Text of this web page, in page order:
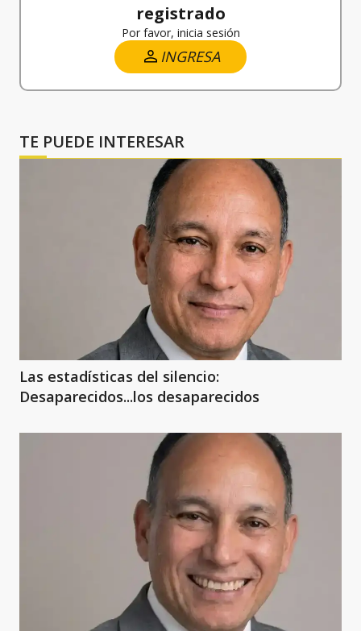
registrado
Por favor, inicia sesión
INGRESA
TE PUEDE INTERESAR
Las estadísticas del silencio:
Desaparecidos...los desaparecidos